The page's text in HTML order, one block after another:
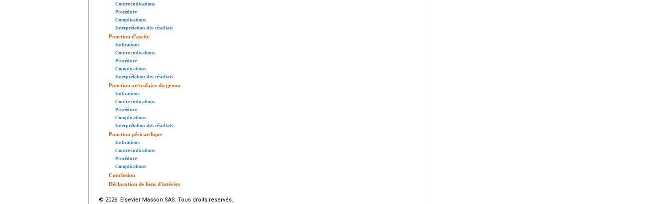
Contre-indications
Procédure
Complications
Interprétation des résultats
Ponction d'ascite
Indications
Contre-indications
Procédure
Complications
Interprétation des résultats
Ponction articulaire du genou
Indications
Contre-indications
Procédure
Complications
Interprétation des résultats
Ponction péricardique
Indications
Contre-indications
Procédure
Complications
Conclusion
Déclaration de liens d'intérêts
© 2026 Elsevier Masson SAS. Tous droits réservés.